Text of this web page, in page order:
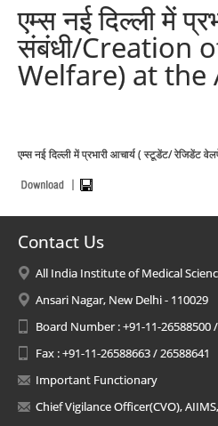
एम्स नई दिल्ली में
संबंधी/Creation
Welfare) at the
एम्स नई दिल्ली में प्रभारी आचार्य ( स्टूडेंट/
Contact Us
All India Institute of Medical
Ansari Nagar, New Delhi - 110029
Board Number : +91-11-26588500
Fax : +91-11-26588663 / 26588641
Important Functionary
Chief Vigilance Officer(CVO),